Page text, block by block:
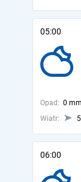
05:00
Opad: 0 mm
Wiatr:
06:00